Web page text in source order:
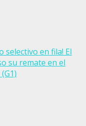
selectivo en fila! El
su remate en el